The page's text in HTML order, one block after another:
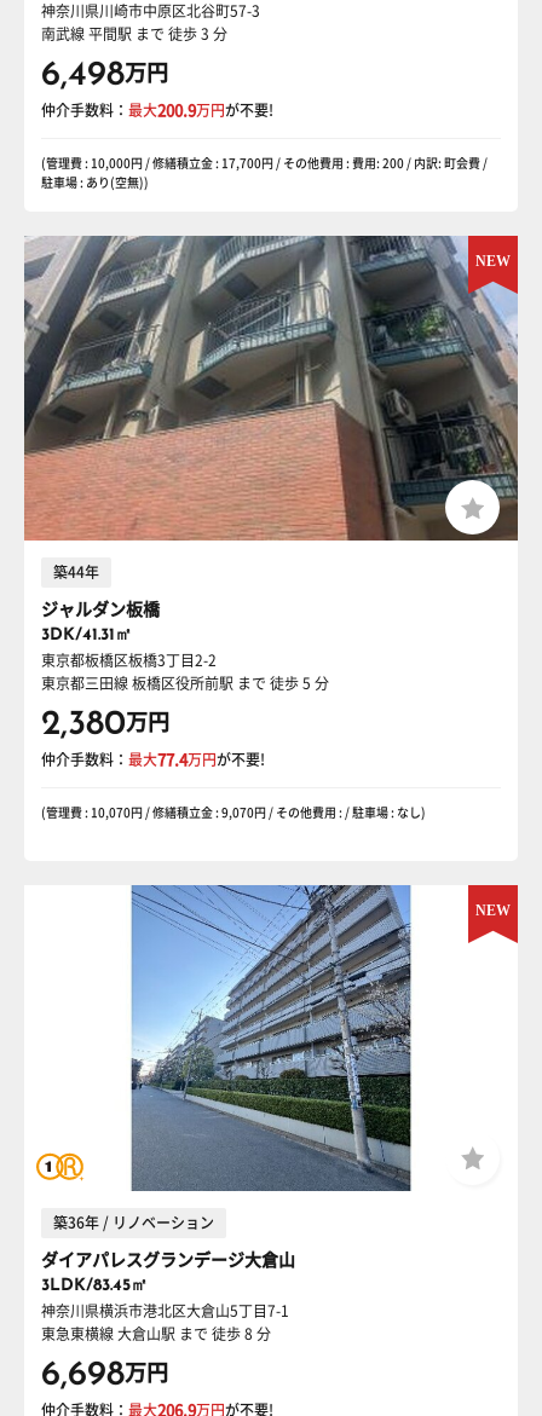
神奈川県川崎市中原区北谷町57-3
南武線 平間駅 まで 徒歩 3 分
6,498万円
仲介手数料： 最大200.9万円が不要!
(管理費 : 10,000円 / 修繕積立金 : 17,700円 / その他費用 : 費用: 200 / 内訳: 町会費 /
駐車場 : あり(空無))
築44年
ジャルダン板橋
3DK/41.31㎡
東京都板橋区板橋3丁目2-2
東京都三田線 板橋区役所前駅 まで 徒歩 5 分
2,380万円
仲介手数料： 最大77.4万円が不要!
(管理費 : 10,070円 / 修繕積立金 : 9,070円 / その他費用 : / 駐車場 : なし)
築36年 / リノベーション
ダイアパレスグランデージ大倉山
3LDK/83.45㎡
神奈川県横浜市港北区大倉山5丁目7-1
東急東横線 大倉山駅 まで 徒歩 8 分
6,698万円
仲介手数料： 最大206.9万円が不要!